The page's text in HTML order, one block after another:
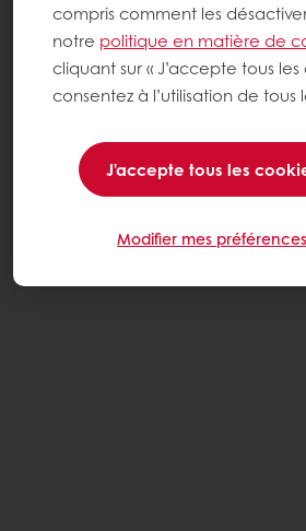
compris comment les
notre politique en matière de
cliquant sur « J’accepte tous les
consentez à l’utilisation de tous
J'accepte tous les
Modifier mes préférences